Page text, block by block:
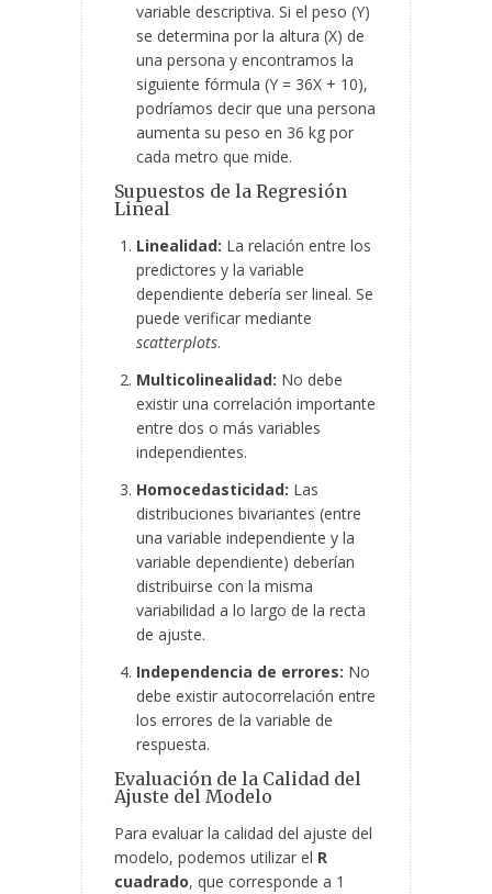
variable descriptiva. Si el peso (Y)
se determina por la altura (X) de
una persona y encontramos la
siguiente fórmula (Y = 36X + 10),
podríamos decir que una persona
aumenta su peso en 36 kg por
cada metro que mide.
Supuestos de la Regresión
Lineal
Linealidad: La relación entre los
predictores y la variable
dependiente debería ser lineal. Se
puede verificar mediante
scatterplots.
Multicolinealidad: No debe
existir una correlación importante
entre dos o más variables
independientes.
Homocedasticidad: Las
distribuciones bivariantes (entre
una variable independiente y la
variable dependiente) deberían
distribuirse con la misma
variabilidad a lo largo de la recta
de ajuste.
Independencia de errores: No
debe existir autocorrelación entre
los errores de la variable de
respuesta.
Evaluación de la Calidad del
Ajuste del Modelo
Para evaluar la calidad del ajuste del
modelo, podemos utilizar el R
cuadrado, que corresponde a 1